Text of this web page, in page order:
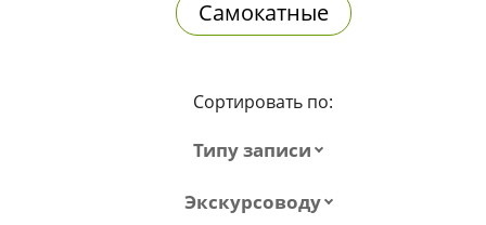
Самокатные
Сортировать по:
Типу записи
Экскурсоводу